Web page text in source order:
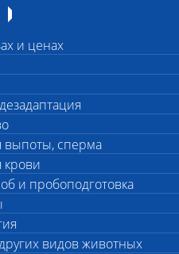
и ценах
выпоты, сперма
крови
и пробоподготовка
видов животных
1 950p (Время исполнения
ри условии сдачи
анализ